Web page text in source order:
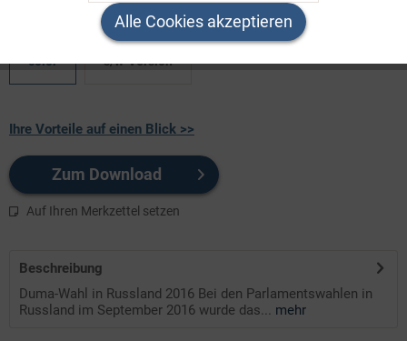
Welchen Download brauchen Sie?
color s/w-Version
Ihre Vorteile auf einen Blick >>
Zum Download
Auf Ihren Merkzettel setzen
Beschreibung
Duma-Wahl in Russland 2016 Bei den Parlamentswahlen in
Russland im September 2016 wurde das... mehr
Inaktiv
Alle Cookies akzeptieren